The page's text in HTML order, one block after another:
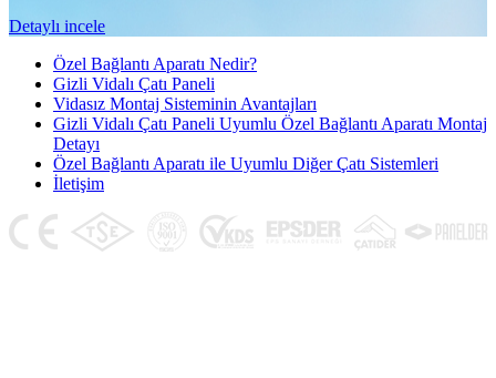
Detaylı incele
Özel Bağlantı Aparatı Nedir?
Gizli Vidalı Çatı Paneli
Vidasız Montaj Sisteminin Avantajları
Gizli Vidalı Çatı Paneli Uyumlu Özel Bağlantı Aparatı Montaj
Detayı
Özel Bağlantı Aparatı ile Uyumlu Diğer Çatı Sistemleri
İletişim